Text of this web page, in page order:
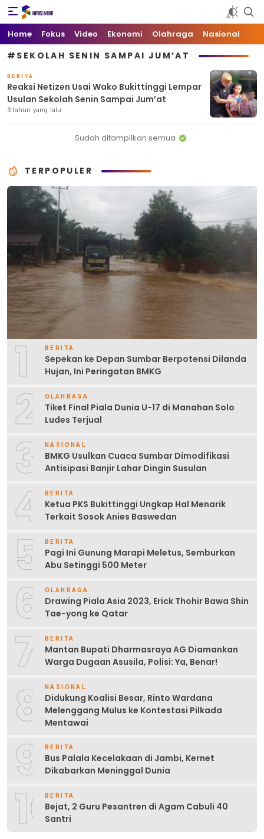
Kata Sumbar
Berita Sumbar Hari Ini
Home Fokus Video Ekonomi Olahraga Nasional
#SEKOLAH SENIN SAMPAI JUM’AT
BERITA
Reaksi Netizen Usai Wako Bukittinggi Lempar
Usulan Sekolah Senin Sampai Jum’at
3 tahun yang lalu
Sudah ditampilkan semua
TERPOPULER
1 BERITA
Sepekan ke Depan Sumbar Berpotensi Dilanda
Hujan, Ini Peringatan BMKG
2 OLAHRAGA
Tiket Final Piala Dunia U-17 di Manahan Solo
Ludes Terjual
3 NASIONAL
BMKG Usulkan Cuaca Sumbar Dimodifikasi
Antisipasi Banjir Lahar Dingin Susulan
4 BERITA
Ketua PKS Bukittinggi Ungkap Hal Menarik
Terkait Sosok Anies Baswedan
5 BERITA
Pagi Ini Gunung Marapi Meletus, Semburkan
Abu Setinggi 500 Meter
6 OLAHRAGA
Drawing Piala Asia 2023, Erick Thohir Bawa Shin
Tae-yong ke Qatar
7 BERITA
Mantan Bupati Dharmasraya AG Diamankan
Warga Dugaan Asusila, Polisi: Ya, Benar!
8 NASIONAL
Didukung Koalisi Besar, Rinto Wardana
Melenggang Mulus ke Kontestasi Pilkada
Mentawai
9 BERITA
Bus Palala Kecelakaan di Jambi, Kernet
Dikabarkan Meninggal Dunia
10BERITA
Bejat, 2 Guru Pesantren di Agam Cabuli 40
Santri